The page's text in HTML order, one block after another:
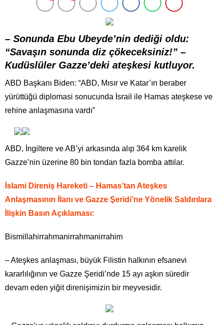
– Sonunda Ebu Ubeyde’nin dediği oldu:
“Savaşın sonunda diz çökeceksiniz!” –
Kudüslüler Gazze’deki ateşkesi kutluyor.
ABD Başkanı Biden: “ABD, Mısır ve Katar’ın beraber
yürüttüğü diplomasi sonucunda İsrail ile Hamas ateşkese ve
rehine anlaşmasına vardı”
ABD, İngiltere ve AB’yi arkasında alıp 364 km karelik
Gazze’nin üzerine 80 bin tondan fazla bomba attılar.
İslami Direniş Hareketi – Hamas’tan Ateşkes
Anlaşmasının İlanı ve Gazze Şeridi’ne Yönelik Saldırılara
İlişkin Basın Açıklaması:
Bismillahirrahmanirrahmanirrahim
– Ateşkes anlaşması, büyük Filistin halkının efsanevi
kararlılığının ve Gazze Şeridi’nde 15 ayı aşkın süredir
devam eden yiğit direnişimizin bir meyvesidir.